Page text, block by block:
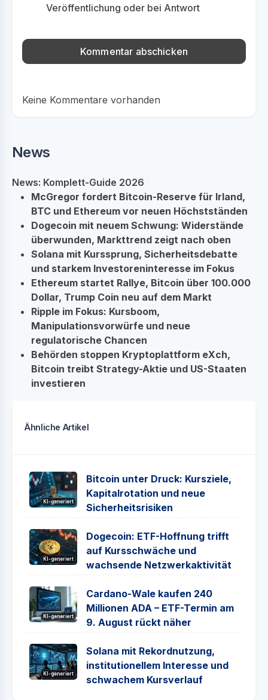
Veröffentlichung oder bei Antwort
Keine Kommentare vorhanden
News
News: Komplett-Guide 2026
McGregor fordert Bitcoin-Reserve für Irland,
BTC und Ethereum vor neuen Höchstständen
Dogecoin mit neuem Schwung: Widerstände
überwunden, Markttrend zeigt nach oben
Solana mit Kurssprung, Sicherheitsdebatte
und starkem Investoreninteresse im Fokus
Ethereum startet Rallye, Bitcoin über 100.000
Dollar, Trump Coin neu auf dem Markt
Ripple im Fokus: Kursboom,
Manipulationsvorwürfe und neue
regulatorische Chancen
Behörden stoppen Kryptoplattform eXch,
Bitcoin treibt Strategy-Aktie und US-Staaten
investieren
Ähnliche Artikel
KI-generiert
Bitcoin unter Druck: Kursziele,
Kapitalrotation und neue
Sicherheitsrisiken
KI-generiert
Dogecoin: ETF-Hoffnung trifft
auf Kursschwäche und
wachsende Netzwerkaktivität
KI-generiert
Cardano-Wale kaufen 240
Millionen ADA – ETF-Termin am
9. August rückt näher
KI-generiert
Solana mit Rekordnutzung,
institutionellem Interesse und
schwachem Kursverlauf